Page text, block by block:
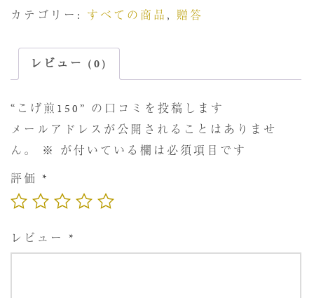
カテゴリー: すべての商品, 贈答
レビュー (0)
“こげ煎150” の口コミを投稿します
メールアドレスが公開されることはありませ
ん。
※ が付いている欄は必須項目です
評価 *
レビュー *